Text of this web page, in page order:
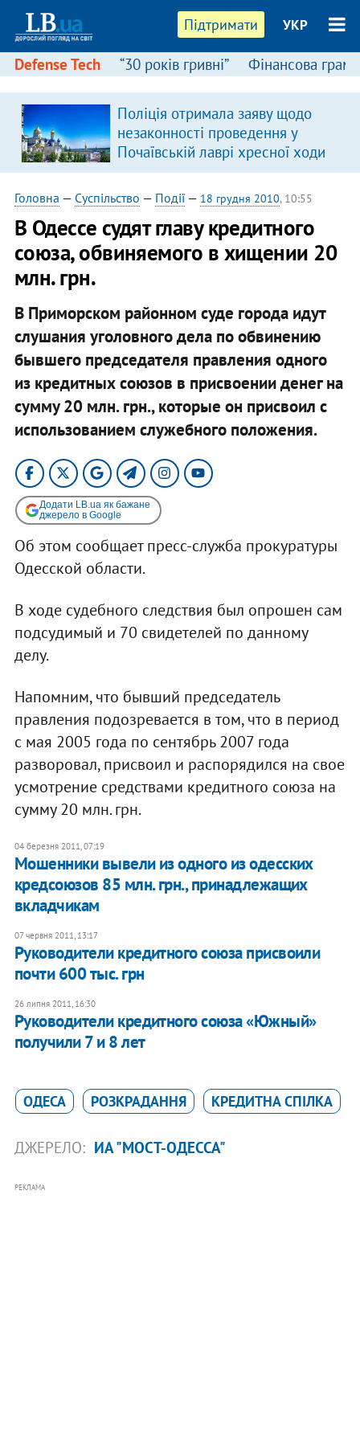
Підтримати УКР
Defense Tech “30 років гривні” Фінансова
Поліція отримала заяву щодо
незаконності проведення у
Почаївській лаврі хресної ходи
Головна — Суспільство — Події— 18 грудня 2010, 10:55
В Одессе судят главу кредитного
союза, обвиняемого в хищении 20
млн. грн.
В Приморском районном суде города идут
слушания уголовного дела по обвинению
бывшего председателя правления одного
из кредитных союзов в присвоении денег на
сумму 20 млн. грн., которые он присвоил с
использованием служебного положения. ​
Додати LB.ua як бажане
джерело в Google
Об этом сообщает пресс-служба прокуратуры
Одесской области.
В ходе судебного следствия был опрошен сам
подсудимый и 70 свидетелей по данному
делу.
Напомним, что бывший председатель
правления подозревается в том, что в период
с мая 2005 года по сентябрь 2007 года
разворовал, присвоил и распорядился на свое
усмотрение средствами кредитного союза на
сумму 20 млн. грн.
04 березня 2011, 07:19
Мошенники вывели из одного из одесских
кредсоюзов 85 млн. грн., принадлежащих
вкладчикам
07 червня 2011, 13:17
​Руководители кредитного союза присвоили
почти 600 тыс. грн
26 липня 2011, 16:30
Руководители кредитного союза «Южный»
получили 7 и 8 лет
ОДЕСА РОЗКРАДАННЯ КРЕДИТНА СПІЛКА
ДЖЕРЕЛО: ИА "МОСТ-ОДЕССА"
РЕКЛАМА